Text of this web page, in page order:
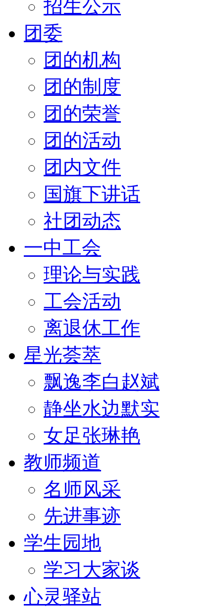
招生公示
团委
团的机构
团的制度
团的荣誉
团的活动
团内文件
国旗下讲话
社团动态
一中工会
理论与实践
工会活动
离退休工作
星光荟萃
飘逸李白赵斌
静坐水边默实
女足张琳艳
教师频道
名师风采
先进事迹
学生园地
学习大家谈
心灵驿站